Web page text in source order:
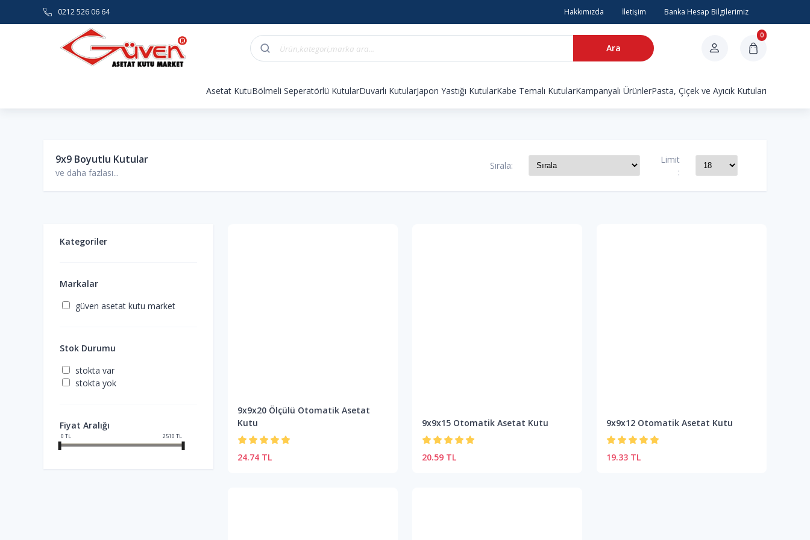
0212 526 06 64 Hakkımızda İletişim Banka Hesap Bilgilerimiz
Ara
0
Asetat KutuBölmeli Seperatörlü KutularDuvarlı KutularJapon Yastığı KutularKabe Temalı KutularKampanyalı ÜrünlerPasta, Çiçek ve Ayıcık Kutuları
9x9 Boyutlu Kutular
ve daha fazlası...
Sırala:
Limit
:
Kategoriler
Markalar
güven asetat kutu market
Stok Durumu
stokta var
stokta yok
Fiyat Aralığı
0 TL 2510 TL
9x9x20 Ölçülü Otomatik Asetat
Kutu
24.74 TL
9x9x15 Otomatik Asetat Kutu
20.59 TL
9x9x12 Otomatik Asetat Kutu
19.33 TL